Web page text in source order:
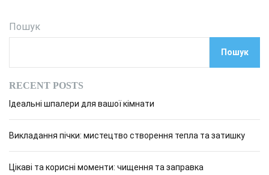
Пошук
Пошук
RECENT POSTS
Ідеальні шпалери для вашої кімнати
Викладання пічки: мистецтво створення тепла та затишку
Цікаві та корисні моменти: чищення та заправка